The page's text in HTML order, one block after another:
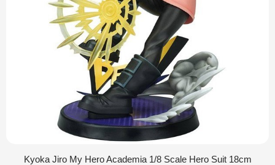
Kyoka Jiro My Hero Academia 1/8 Scale Hero Suit 18cm